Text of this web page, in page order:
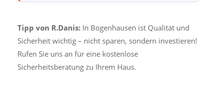
Tipp von R.Danis: In Bogenhausen ist Qualität und
Sicherheit wichtig – nicht sparen, sondern investieren!
Rufen Sie uns an für eine kostenlose
Sicherheitsberatung zu Ihrem Haus.